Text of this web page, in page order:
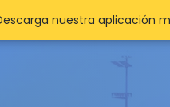
nuestra aplicación